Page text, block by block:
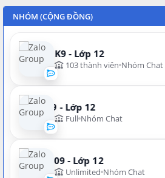
NHÓM (CỘNG ĐỒNG)
NEW:2K9 - Lớp 12
103 thành viên Nhóm Chat
N:2K9 - Lớp 12
Full Nhóm Chat
VIP:2009 - Lớp 12
Unlimited Nhóm Chat